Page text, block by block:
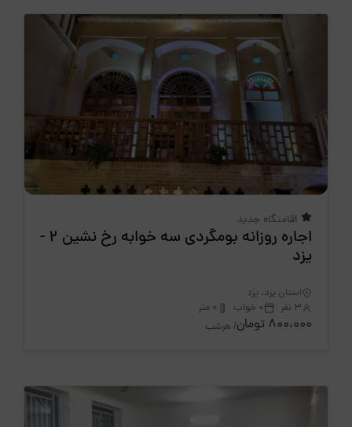
اقامتگاه جدید
اجاره روزانه بومگردی سه خوابه رخ نشین 2 -
یزد
استان یزد، یزد
3 نفر
0 خواب 0 متر
800،000 تومان / هرشب